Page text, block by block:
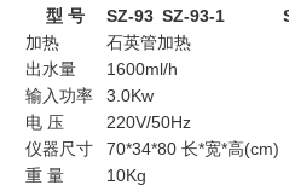
型 号
SZ-93 SZ-93-1
加热
石英管加热
出水量
1600ml/h
输入功率
3.0Kw
电 压
220V/50Hz
仪器尺寸
70*34*80 长*宽*高(cm)
重 量
10Kg